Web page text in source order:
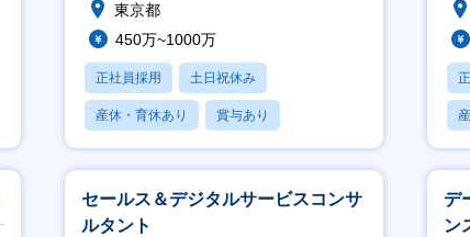
東京都
450万~1000万
正社員採用 土日祝休み
産休・育休あり 賞与あり
フレックス
セールス＆デジタルサービスコンサ
ルタント
デ
ン